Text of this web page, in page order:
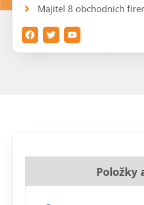
Majitel 8 obchodních
Položky